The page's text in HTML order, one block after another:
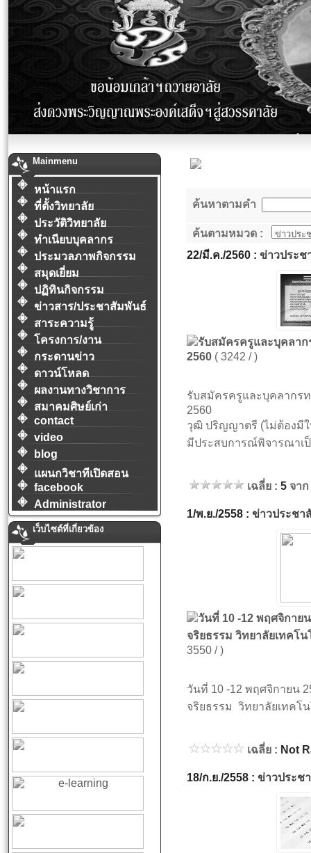
Mainmenu
หน้าแรก
ที่ตั้งวิทยาลัย
ประวัติวิทยาลัย
ทำเนียบบุคลากร
ประมวลภาพกิจกรรม
สมุดเยี่ยม
ปฏิทินกิจกรรม
ข่าวสาร/ประชาสัมพันธ์
สาระความรู้
โครงการ/งาน
กระดานข่าว
ดาวน์โหลด
ผลงานทางวิชาการ
สมาคมศิษย์เก่า
contact
video
blog
แผนกวิชาทีเปิดสอน
facebook
Administrator
เว็บไซต์ที่เกี่ยวข้อง
ค้นหาตามคำ
ค้นตามหมวด :
22/มี.ค./2560 : ข่าวประช
รับสมัครครูและบุคลาก
2560( 3242 / )
รับสมัครครูและบุคลากร
2560
วุฒิ ปริญญาตรี (ไม่ต้องมี
มีประสบการณ์พิจารณาเ
เฉลี่ย : 5จาก
1/พ.ย./2558 : ข่าวประชา
วันที่ 10 -12 พฤศจิกาย
จริยธรรม วิทยาลัยเทคโ
3550 / )
วันที่ 10 -12 พฤศจิกายน
จริยธรรม วิทยาลัยเทค
เฉลี่ย : Not
18/ก.ย./2558 : ข่าวประช